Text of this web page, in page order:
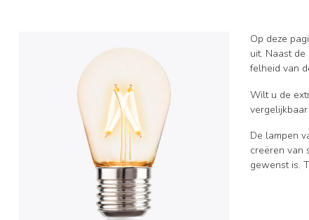
Op deze
uit. Naast
felheid van
Wilt u de
De lampen
creëren van
gewenst is.